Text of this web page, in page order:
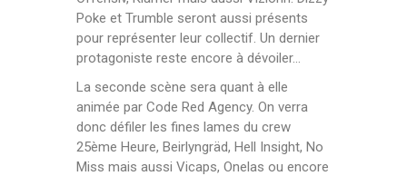
Poke et Trumble seront aussi présents
pour représenter leur collectif. Un dernier
protagoniste reste encore à dévoiler…
La seconde scène sera quant à elle
animée par Code Red Agency. On verra
donc défiler les fines lames du crew
25ème Heure, Beirlyngräd, Hell Insight, No
Miss mais aussi Vicaps, Onelas ou encore